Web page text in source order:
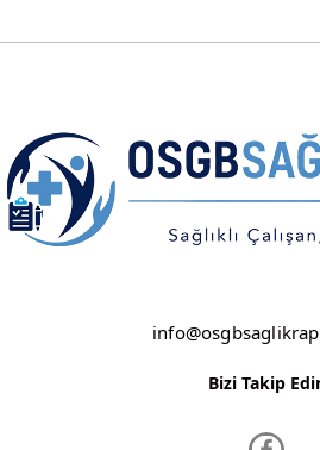
ERZİNCAN
ERZURUM
Bizi Takip